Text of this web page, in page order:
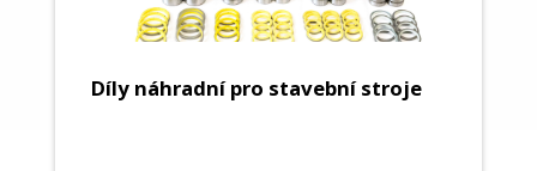
Díly náhradní pro stavební stroje